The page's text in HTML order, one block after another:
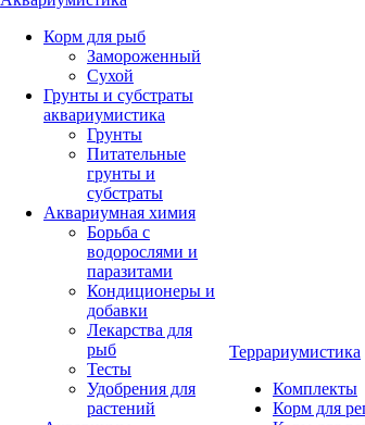
Корм для рыб
Замороженный
Сухой
Грунты и субстраты
аквариумистика
Грунты
Питательные
грунты и
субстраты
Аквариумная химия
Борьба с
водорослями и
паразитами
Кондиционеры и
добавки
Лекарства для
рыб
Тесты
Удобрения для
растений
Террариумистика
Комплекты
Корм для